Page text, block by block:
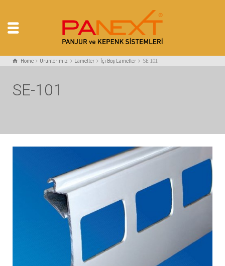
Home Ürünlerimiz Lameller İçi Boş Lameller SE-101
SE-101